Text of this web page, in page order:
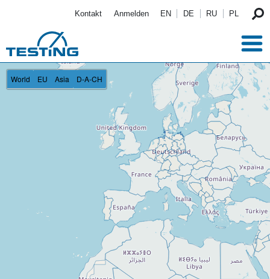
Kontakt Anmelden EN DE RU PL
World EU Asia D-A-CH